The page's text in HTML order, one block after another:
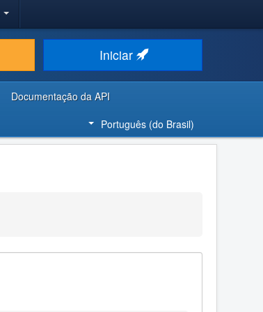
Iniciar
Documentação da API
Português (do Brasil)